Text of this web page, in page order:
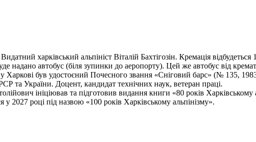
харківський альпініст Віталій Бахтігозін. Кремація
надано автобус (біля зупинки до аеропорту). Цей же автобус від
Харкові був удостоєний Почесного звання «Сніговий барс» (№ 135,
та України. Доцент, кандидат технічних наук, ветеран праці.
ініціював та підготовив видання книги «80 років Харківському
у 2027 році під назвою «100 років Харківському альпінізму».